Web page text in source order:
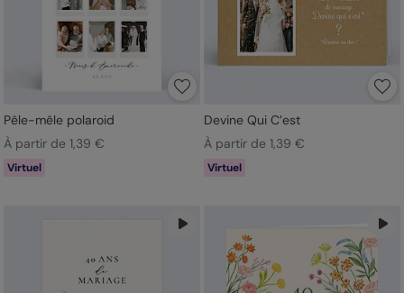
Pêle-mêle polaroid
À partir de 1,39 €
Virtuel
Devine Qui C’est
À partir de 1,39 €
Virtuel